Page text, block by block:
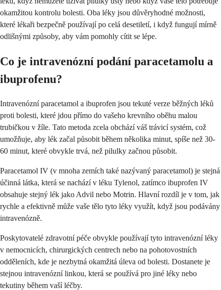
okamžitou kontrolu bolesti. Oba léky jsou důvěryhodné možnosti,
které lékaři bezpečně používají po celá desetiletí, i když fungují mírně
odlišnými způsoby, aby vám pomohly cítit se lépe.
Co je intravenózní podání paracetamolu a
ibuprofenu?
Intravenózní paracetamol a ibuprofen jsou tekuté verze běžných léků
proti bolesti, které jdou přímo do vašeho krevního oběhu malou
trubičkou v žíle. Tato metoda zcela obchází váš trávicí systém, což
umožňuje, aby lék začal působit během několika minut, spíše než 30-
60 minut, které obvykle trvá, než pilulky začnou působit.
Paracetamol IV (v mnoha zemích také nazývaný paracetamol) je stejná
účinná látka, která se nachází v léku Tylenol, zatímco ibuprofen IV
obsahuje stejný lék jako Advil nebo Motrin. Hlavní rozdíl je v tom, jak
rychle a efektivně může vaše tělo tyto léky využít, když jsou podávány
intravenózně.
Poskytovatelé zdravotní péče obvykle používají tyto intravenózní léky
v nemocnicích, chirurgických centrech nebo na pohotovostních
odděleních, kde je nezbytná okamžitá úleva od bolesti. Dostanete je
stejnou intravenózní linkou, která se používá pro jiné léky nebo
tekutiny během vaší léčby.